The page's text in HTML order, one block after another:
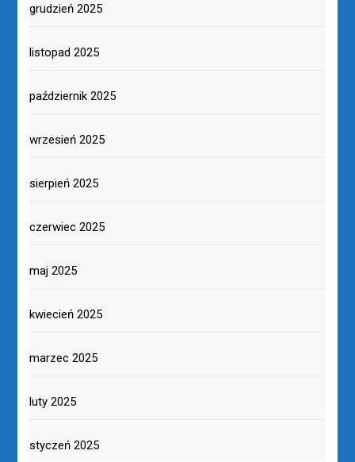
grudzień 2025
listopad 2025
październik 2025
wrzesień 2025
sierpień 2025
czerwiec 2025
maj 2025
kwiecień 2025
marzec 2025
luty 2025
styczeń 2025